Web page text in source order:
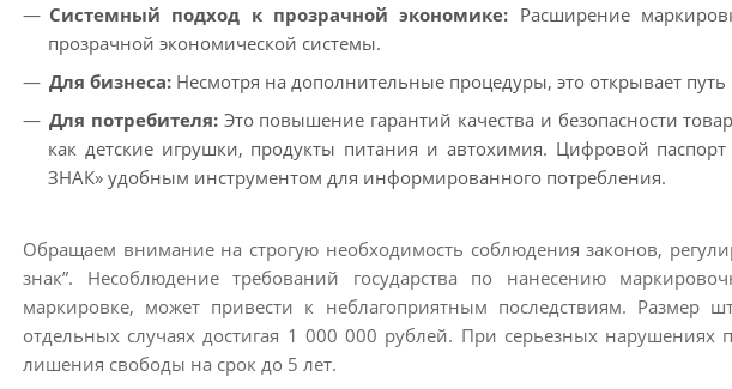
Системный подход к прозрачной экономике: Расширение
прозрачной экономической системы.
Для бизнеса: Несмотря на дополнительные процедуры, это открывает
Для потребителя:Это повышение гарантий качества и безопасности
как детские игрушки, продукты питания и автохимия. Цифровой
ЗНАК» удобным инструментом для информированного потребления.
Обращаем внимание на строгую необходимость соблюдения законов,
знак”. Несоблюдение требований государства по нанесению
маркировке, может привести к неблагоприятным последствиям.
отдельных случаях достигая 1 000 000 рублей. При серьезных нарушениях
лишения свободы на срок до 5 лет.